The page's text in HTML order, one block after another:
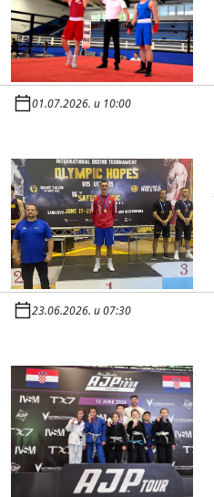
01.07.2026. u 10:00
23.06.2026. u 07:30